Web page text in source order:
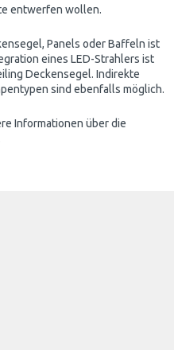
entwerfen wollen.
Panels oder Baffeln ist
eines LED-Strahlers ist
Deckensegel. Indirekte
sind ebenfalls möglich.
Informationen über die